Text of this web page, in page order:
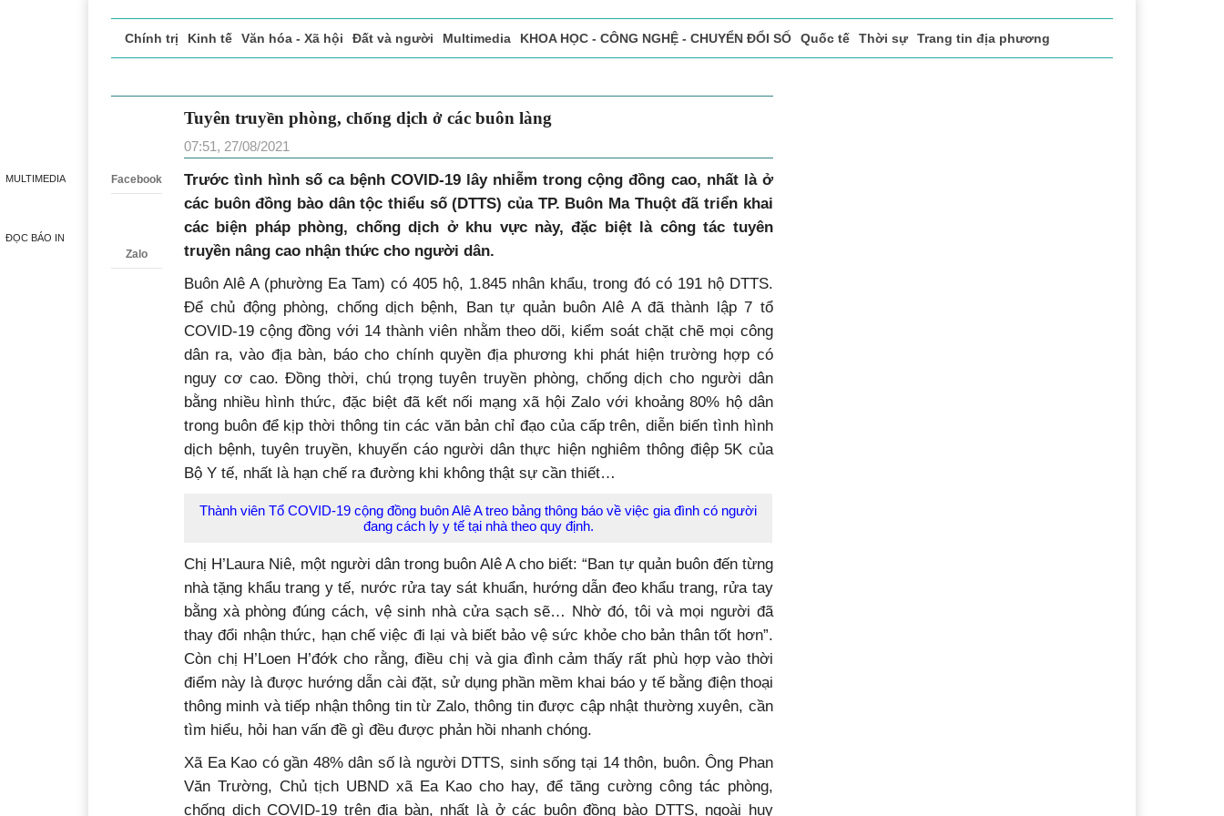
MULTIMEDIA
ĐỌC BÁO IN
Chính trị Kinh tế Văn hóa - Xã hội Đất và người Multimedia KHOA HỌC - CÔNG NGHỆ - CHUYỂN ĐỔI SỐ Quốc tế Thời sự Trang tin địa phương
Facebook
Zalo
Tuyên truyền phòng, chống dịch ở các buôn làng
07:51, 27/08/2021
Trước tình hình số ca bệnh COVID-19 lây nhiễm trong cộng đồng cao, nhất là ở
các buôn đồng bào dân tộc thiểu số (DTTS) của TP. Buôn Ma Thuột đã triển khai
các biện pháp phòng, chống dịch ở khu vực này, đặc biệt là công tác tuyên
truyền nâng cao nhận thức cho người dân.
Buôn Alê A (phường Ea Tam) có 405 hộ, 1.845 nhân khẩu, trong đó có 191 hộ DTTS.
Để chủ động phòng, chống dịch bệnh, Ban tự quản buôn Alê A đã thành lập 7 tổ
COVID-19 cộng đồng với 14 thành viên nhằm theo dõi, kiểm soát chặt chẽ mọi công
dân ra, vào địa bàn, báo cho chính quyền địa phương khi phát hiện trường hợp có
nguy cơ cao. Đồng thời, chú trọng tuyên truyền phòng, chống dịch cho người dân
bằng nhiều hình thức, đặc biệt đã kết nối mạng xã hội Zalo với khoảng 80% hộ dân
trong buôn để kịp thời thông tin các văn bản chỉ đạo của cấp trên, diễn biến tình hình
dịch bệnh, tuyên truyền, khuyến cáo người dân thực hiện nghiêm thông điệp 5K của
Bộ Y tế, nhất là hạn chế ra đường khi không thật sự cần thiết…
Thành viên Tổ COVID-19 cộng đồng buôn Alê A treo bảng thông báo về việc gia đình có người
đang cách ly y tế tại nhà theo quy định.
Chị H’Laura Niê, một người dân trong buôn Alê A cho biết: “Ban tự quản buôn đến từng
nhà tặng khẩu trang y tế, nước rửa tay sát khuẩn, hướng dẫn đeo khẩu trang, rửa tay
bằng xà phòng đúng cách, vệ sinh nhà cửa sạch sẽ… Nhờ đó, tôi và mọi người đã
thay đổi nhận thức, hạn chế việc đi lại và biết bảo vệ sức khỏe cho bản thân tốt hơn”.
Còn chị H’Loen H’đớk cho rằng, điều chị và gia đình cảm thấy rất phù hợp vào thời
điểm này là được hướng dẫn cài đặt, sử dụng phần mềm khai báo y tế bằng điện thoại
thông minh và tiếp nhận thông tin từ Zalo, thông tin được cập nhật thường xuyên, cần
tìm hiểu, hỏi han vấn đề gì đều được phản hồi nhanh chóng.
Xã Ea Kao có gần 48% dân số là người DTTS, sinh sống tại 14 thôn, buôn. Ông Phan
Văn Trường, Chủ tịch UBND xã Ea Kao cho hay, để tăng cường công tác phòng,
chống dịch COVID-19 trên địa bàn, nhất là ở các buôn đồng bào DTTS, ngoài huy